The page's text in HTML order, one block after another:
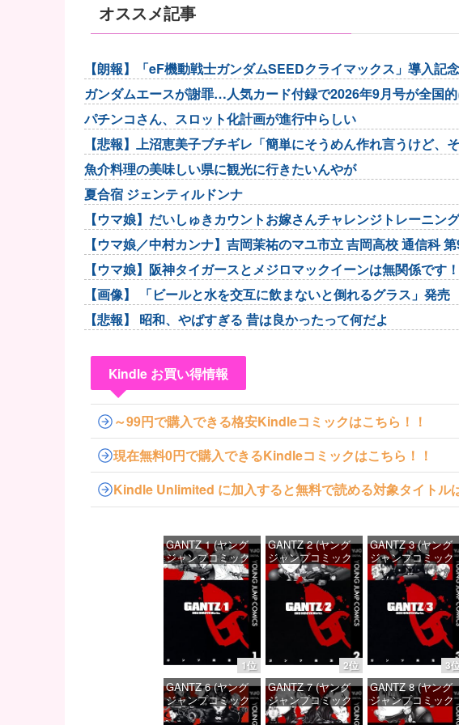
オススメ記事
【朗報】「eF機動戦士ガンダムSEEDクライマックス」導入
当たりやすい状況...
ガンダムエースが謝罪…人気カード付録で2026年9月号が全国
パチンコさん、スロット化計画が進行中らしい
【悲報】上沼恵美子ブチギレ「簡単にそうめん作れ言うけど、
魚介料理の美味しい県に観光に行きたいんやが
夏合宿 ジェンティルドンナ
【ウマ娘】だいしゅきカウントお嫁さんチャレンジトレーニ
分に提案してみたら無...
【ウマ娘／中村カンナ】吉岡茉祐のマユ市立 吉岡高校 通信科
【ウマ娘】阪神タイガースとメジロマックイーンは無関係です！
【画像】 「ビールと水を交互に飲まないと倒れるグラス」発売
【悲報】 昭和、やばすぎる 昔は良かったって何だよ
Kindle お買い得情報
～99円で購入できる格安Kindleコミックはこちら！！
現在無料0円で購入できるKindleコミックはこちら！！
Kindle Unlimited に加入すると無料で読める対象タイトル
1位
GANTZ 1 (ヤング
ジャンプコミック
スDIGITAL)
価格：¥100
2位
GANTZ 2 (ヤング
ジャンプコミック
スDIGITAL)
価格：¥100
3
GANTZ 3 (ヤング
ジャンプコミック
スDIGITAL)
価格：
GANTZ 6 (ヤング
ジャンプコミック
スDIGITAL)
GANTZ 7 (ヤング
ジャンプコミック
スDIGITAL)
GANTZ 8 (ヤング
ジャンプコミック
スDIGITAL)